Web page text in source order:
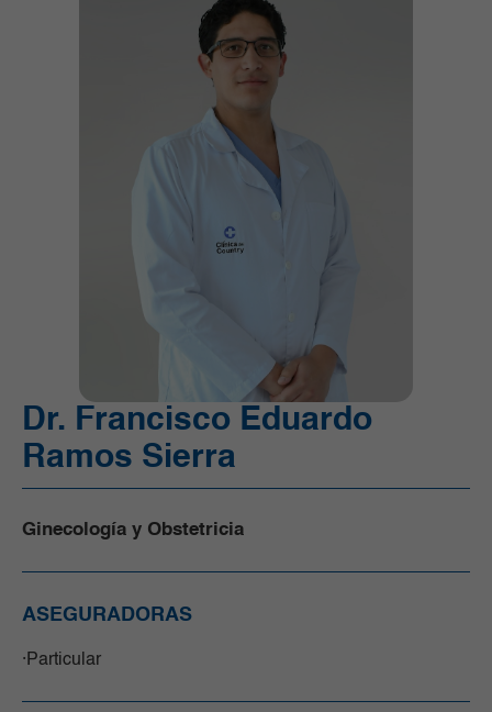
Ortopedia y Traumatología
Radiología e Imágenes Diagnósticas
Servicios Quirúrgicos
Unidad de Cuidado Crítico Especializado
Dr. Francisco Eduardo
Ramos Sierra
Ginecología y Obstetricia
ASEGURADORAS
Particular